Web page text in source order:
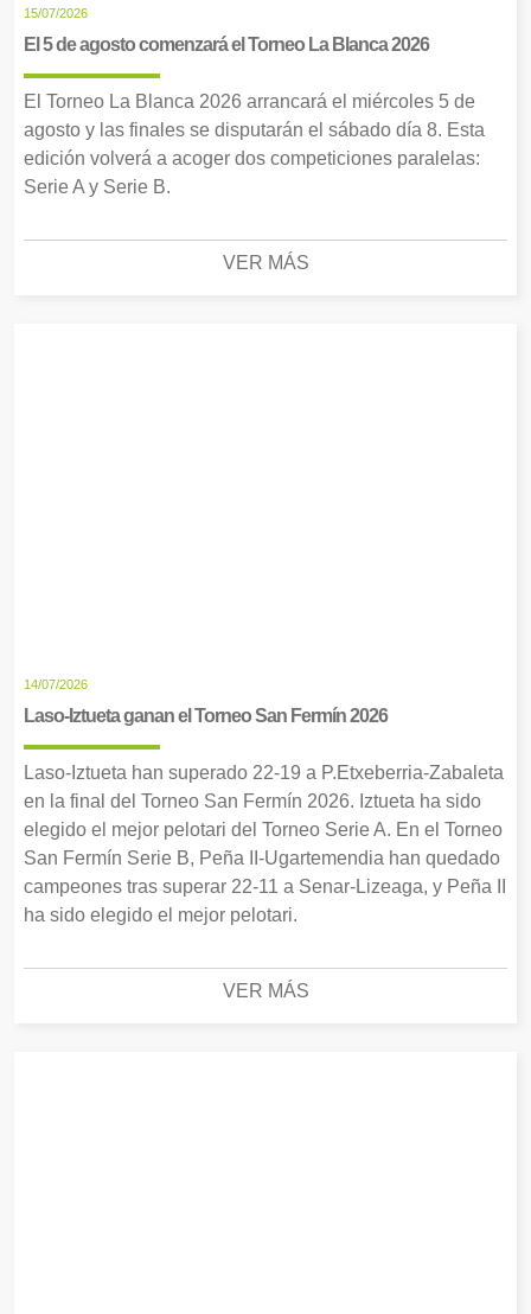
15/07/2026
El 5 de agosto comenzará el Torneo La Blanca 2026
El Torneo La Blanca 2026 arrancará el miércoles 5 de
agosto y las finales se disputarán el sábado día 8. Esta
edición volverá a acoger dos competiciones paralelas:
Serie A y Serie B.
VER MÁS
14/07/2026
Laso-Iztueta ganan el Torneo San Fermín 2026
Laso-Iztueta han superado 22-19 a P.Etxeberria-Zabaleta
en la final del Torneo San Fermín 2026. Iztueta ha sido
elegido el mejor pelotari del Torneo Serie A. En el Torneo
San Fermín Serie B, Peña II-Ugartemendia han quedado
campeones tras superar 22-11 a Senar-Lizeaga, y Peña II
ha sido elegido el mejor pelotari.
VER MÁS